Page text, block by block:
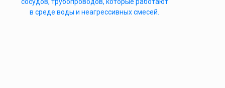
в среде воды и неагрессивных смесей.